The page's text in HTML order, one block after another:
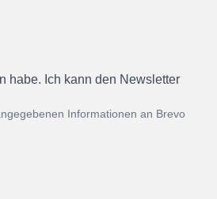
habe. Ich kann den Newsletter
Informationen an Brevo